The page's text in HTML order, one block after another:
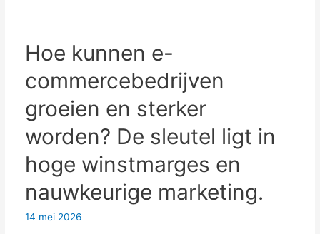
geld
Leer
3
voordelige,
praktische
tips
voor
opbouwen
van
e-
Hoe kunnen e-
commercebedrijven
groeien en sterker
worden? De sleutel ligt in
hoge winstmarges en
nauwkeurige marketing.
14 mei 2026